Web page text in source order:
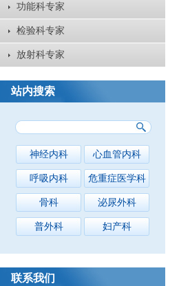
功能科专家
检验科专家
放射科专家
站内搜索
神经内科 心血管内科
呼吸内科 危重症医学科
骨科 泌尿外科
普外科 妇产科
联系我们